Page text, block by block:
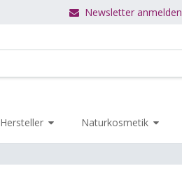
Newsletter anmelden
Hersteller Naturkosmetik